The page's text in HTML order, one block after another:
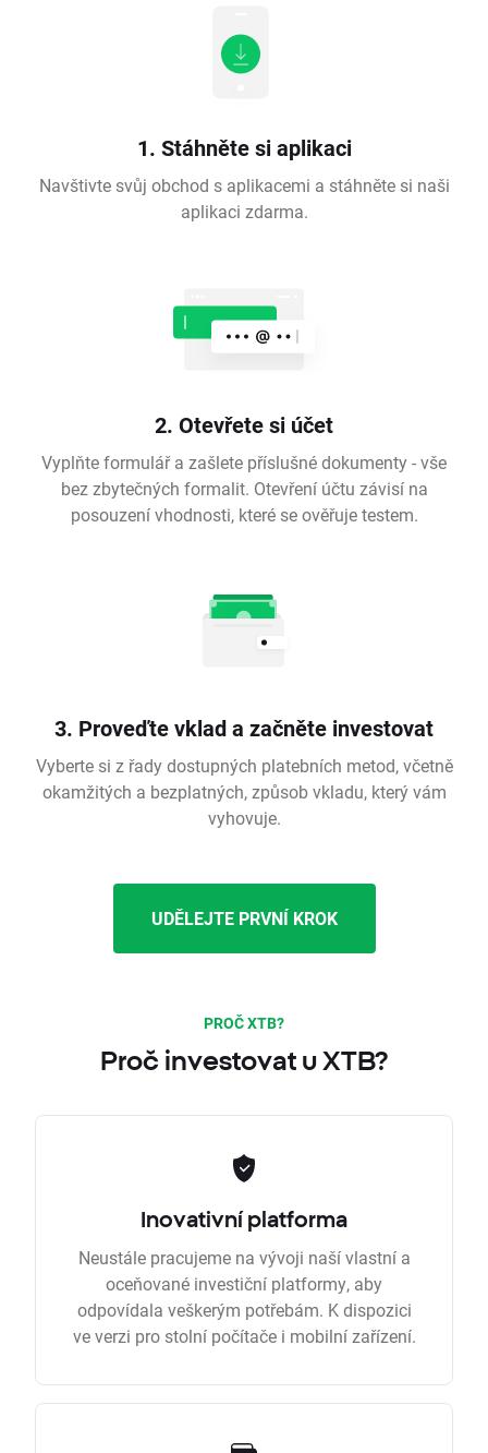
1. Stáhněte si aplikaci
Navštivte svůj obchod s aplikacemi a stáhněte si naši
aplikaci zdarma.
2. Otevřete si účet
Vyplňte formulář a zašlete příslušné dokumenty - vše
bez zbytečných formalit. Otevření účtu závisí na
posouzení vhodnosti, které se ověřuje testem.
3. Proveďte vklad a začněte investovat
Vyberte si z řady dostupných platebních metod, včetně
okamžitých a bezplatných, způsob vkladu, který vám
vyhovuje.
UDĚLEJTE PRVNÍ KROK
PROČ XTB?
Proč investovat u XTB?
Inovativní platforma
Neustále pracujeme na vývoji naší vlastní a
oceňované investiční platformy, aby
odpovídala veškerým potřebám. K dispozici
ve verzi pro stolní počítače i mobilní zařízení.